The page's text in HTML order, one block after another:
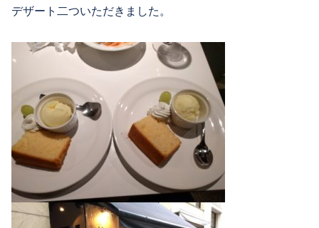
デザート二ついただきました。